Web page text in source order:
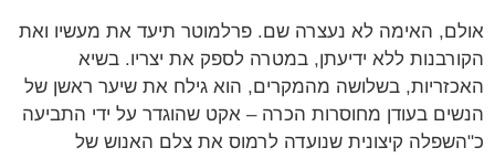
אולם, האימה לא נעצרה שם. פרלמוטר תיעד את מעשיו ואת
הקורבנות ללא ידיעתן, במטרה לספק את יצריו. בשיא
האכזריות, בשלושה מהמקרים, הוא גילח את שיער ראשן של
הנשים בעודן מחוסרות הכרה – אקט שהוגדר על ידי התביעה
כ"השפלה קיצונית שנועדה לרמוס את צלם האנוש של